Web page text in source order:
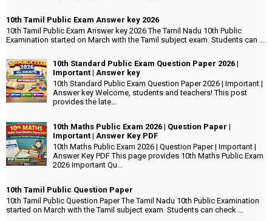
10th Tamil Public Exam Answer key 2026
10th Tamil Public Exam Answer key 2026 The Tamil Nadu 10th Public
Examination started on March with the Tamil subject exam. Students can ...
10th Standard Public Exam Question Paper 2026 |
Important | Answer key
10th Standard Public Exam Question Paper 2026 | Important |
Answer key Welcome, students and teachers! This post
provides the late...
10th Maths Public Exam 2026 | Question Paper |
Important | Answer Key PDF
10th Maths Public Exam 2026 | Question Paper | Important |
Answer Key PDF This page provides 10th Maths Public Exam
2026 Important Qu...
10th Tamil Public Question Paper
10th Tamil Public Question Paper The Tamil Nadu 10th Public Examination
started on March with the Tamil subject exam. Students can check ...